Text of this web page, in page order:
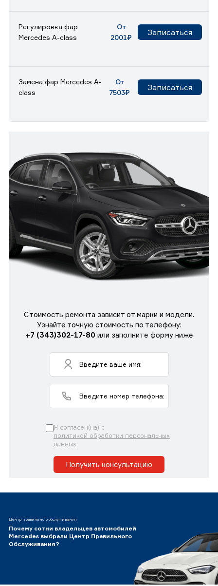
Регулировка фар
Mercedes A-class
От
2001₽
Записаться
Замена фар Mercedes A-
class
От
7503₽
Записаться
Стоимость ремонта зависит от марки и модели.
Узнайте точную стоимость по телефону:
+7 (343)302-17-80 или заполните форму ниже
Я согласен(на) с
политикой обработки персональных
данных
Получить консультацию
Центр правильного обслуживания
Почему сотни владельцев автомобилей
Mercedes выбрали Центр Правильного
Обслуживания?